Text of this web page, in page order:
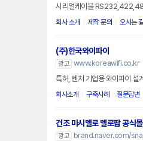
시리얼케이블
회사 소개 제작 문의 오시는 길
(주)한국와이파이
광고 www.koreawifi.co.kr
특허, 벤처 기업용 와이파이 설
회사소개 구축사례 질문답변
건조 마시멜로 멜로팝 공식몰
광고
brand.naver.com/